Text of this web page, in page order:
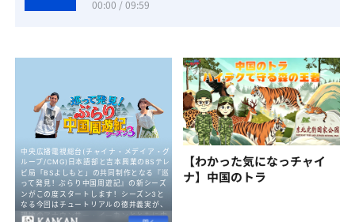
00:00 / 09:59
【わかった気になっチャイ
ナ】中国のトラ